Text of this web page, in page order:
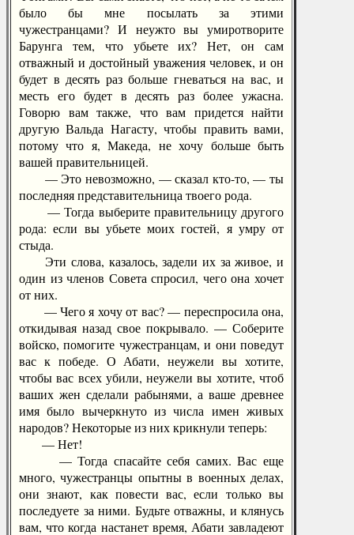
было бы мне посылать за этими
чужестранцами? И неужто вы умиротворите
Барунга тем, что убьете их? Нет, он сам
отважный и достойный уважения человек, и он
будет в десять раз больше гневаться на вас, и
месть его будет в десять раз более ужасна.
Говорю вам также, что вам придется найти
другую Вальда Нагасту, чтобы править вами,
потому что я, Македа, не хочу больше быть
вашей правительницей.
— Это невозможно, — сказал кто-то, — ты
последняя представительница твоего рода.
— Тогда выберите правительницу другого
рода: если вы убьете моих гостей, я умру от
стыда.
Эти слова, казалось, задели их за живое, и
один из членов Совета спросил, чего она хочет
от них.
— Чего я хочу от вас? — переспросила она,
откидывая назад свое покрывало. — Соберите
войско, помогите чужестранцам, и они поведут
вас к победе. О Абати, неужели вы хотите,
чтобы вас всех убили, неужели вы хотите, чтоб
ваших жен сделали рабынями, а ваше древнее
имя было вычеркнуто из числа имен живых
народов? Некоторые из них крикнули теперь:
— Нет!
— Тогда спасайте себя самих. Вас еще
много, чужестранцы опытны в военных делах,
они знают, как повести вас, если только вы
последуете за ними. Будьте отважны, и клянусь
вам, что когда настанет время, Абати завладеют